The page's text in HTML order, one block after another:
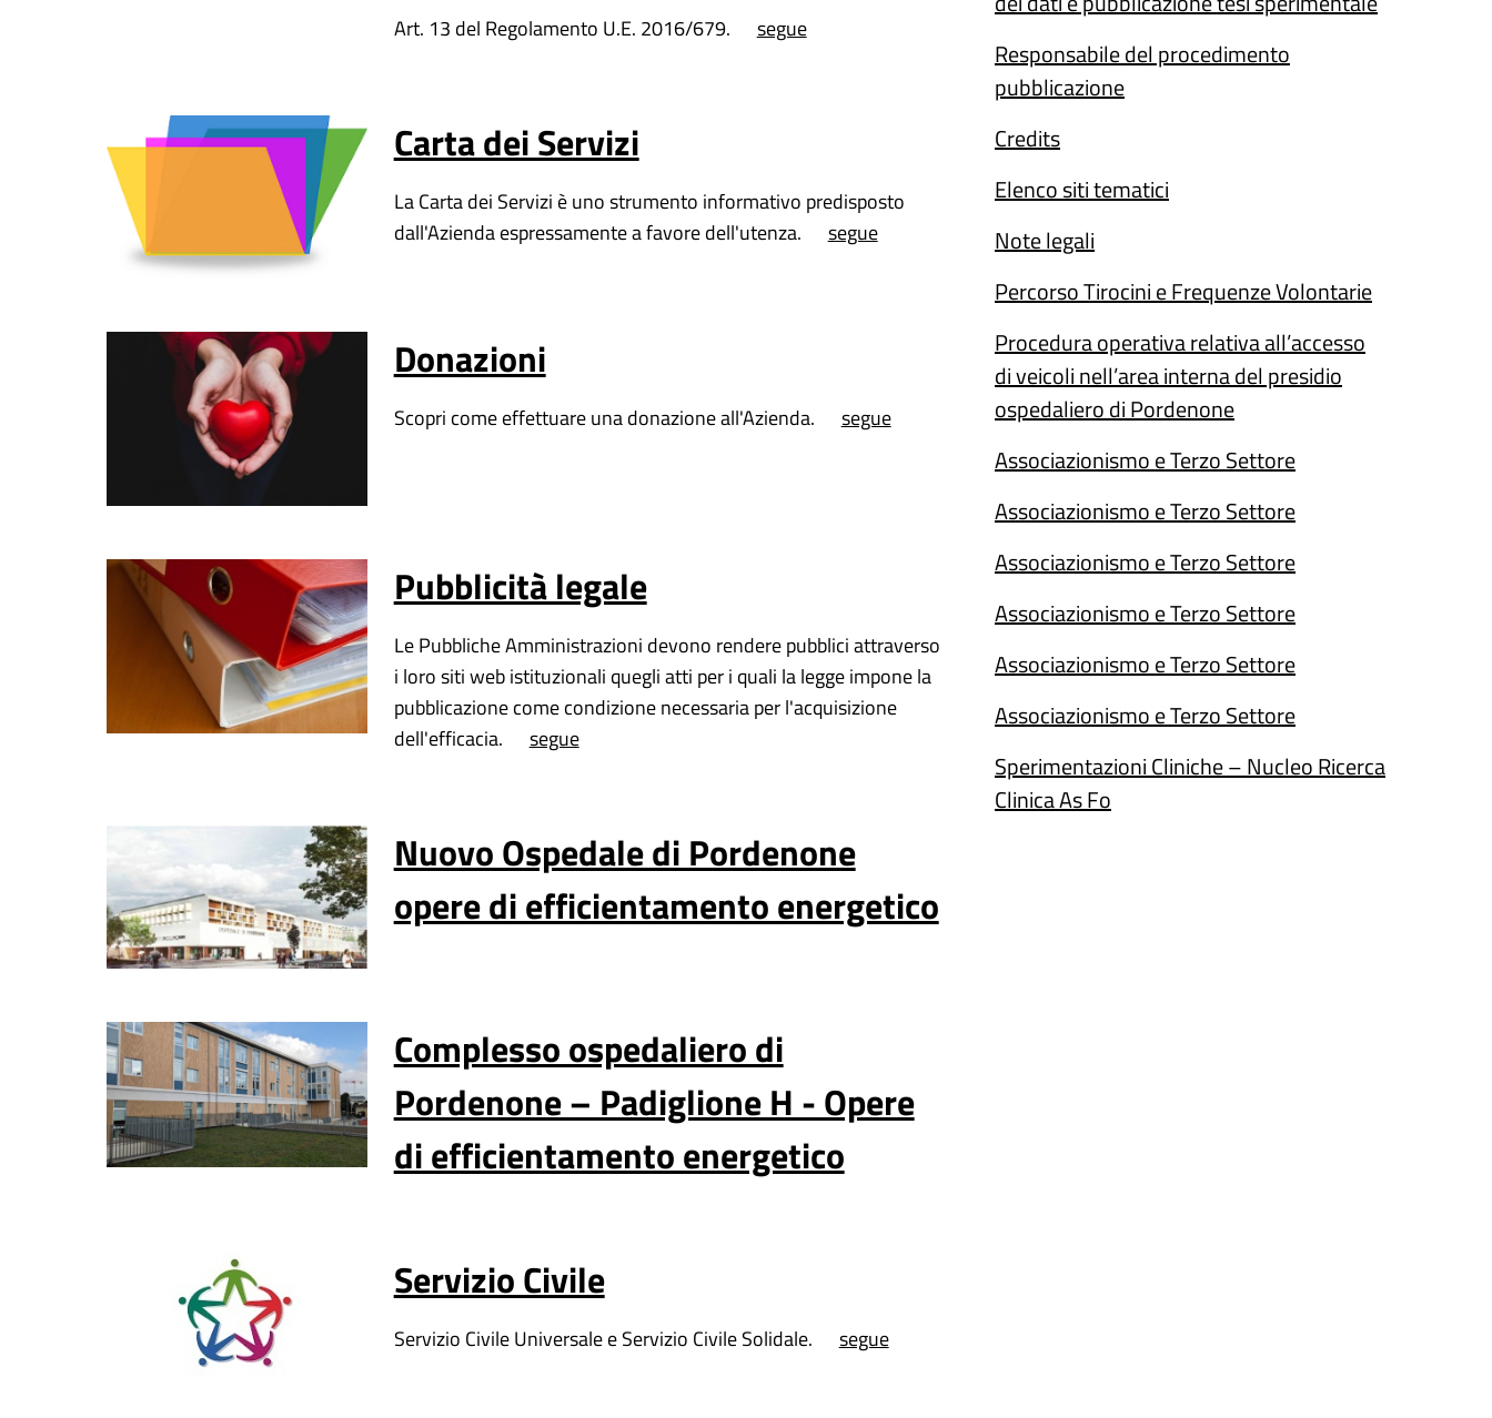
Responsabile del procedimento
pubblicazione
Credits
Elenco siti tematici
Note legali
Percorso Tirocini e Frequenze Volontarie
Procedura operativa relativa all’accesso
di veicoli nell’area interna del presidio
ospedaliero di Pordenone
Associazionismo e Terzo Settore
Associazionismo e Terzo Settore
Associazionismo e Terzo Settore
Associazionismo e Terzo Settore
Associazionismo e Terzo Settore
Associazionismo e Terzo Settore
Sperimentazioni Cliniche – Nucleo Ricerca
Clinica As Fo
Art. 13 del Regolamento U.E. 2016/679. segue
Carta dei Servizi
La Carta dei Servizi è uno strumento informativo predisposto
dall'Azienda espressamente a favore dell'utenza.
segue
Donazioni
Scopri come effettuare una donazione all'Azienda. segue
Pubblicità legale
Le Pubbliche Amministrazioni devono rendere pubblici attraverso
i loro siti web istituzionali quegli atti per i quali la legge impone la
pubblicazione come condizione necessaria per l'acquisizione
dell'efficacia.
segue
Nuovo Ospedale di Pordenone
opere di efficientamento energetico
Complesso ospedaliero di
Pordenone – Padiglione H - Opere
di efficientamento energetico
Servizio Civile
Servizio Civile Universale e Servizio Civile Solidale. segue